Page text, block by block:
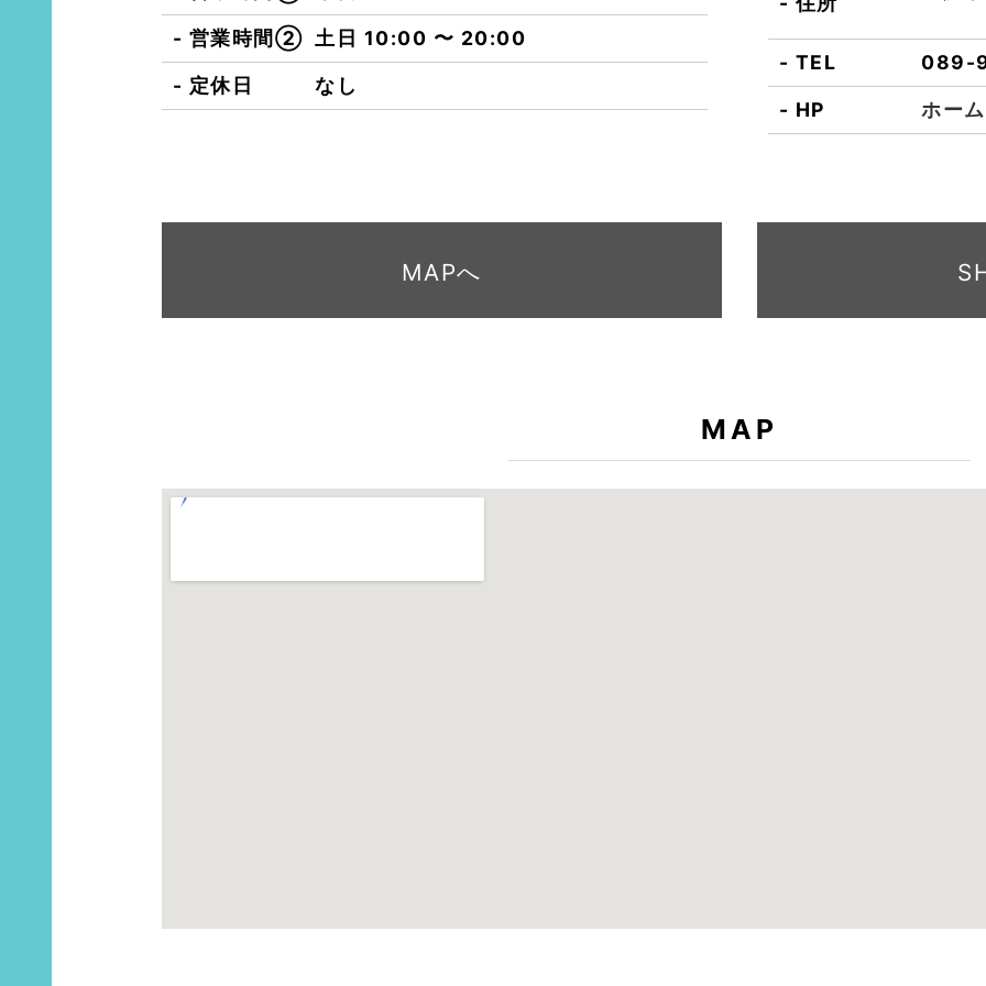
営業時間② 土日 10:00 〜 20:00
定休日 なし
TEL 089-
HP ホー
MAPへ
MAP